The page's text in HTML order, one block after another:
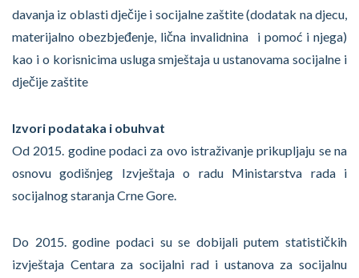
davanja iz oblasti dječije i socijalne zaštite (dodatak na djecu,
materijalno obezbjeđenje, lična invalidnina i pomoć i njega)
kao i o korisnicima usluga smještaja u ustanovama socijalne i
dječije zaštite
Izvori podataka i obuhvat
Od 2015. godine podaci za ovo istraživanje prikupljaju se na
osnovu godišnjeg Izvještaja o radu Ministarstva rada i
socijalnog staranja Crne Gore.
Do 2015. godine podaci su se dobijali putem statističkih
izvještaja Centara za socijalni rad i ustanova za socijalnu